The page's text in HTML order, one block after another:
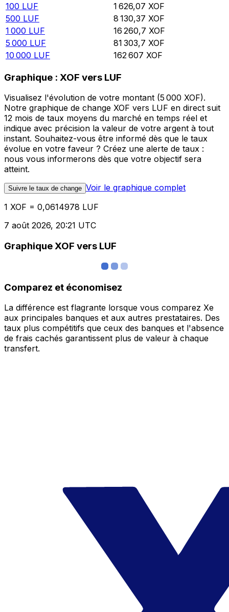
100 LUF 1 626,07 XOF
500 LUF 8 130,37 XOF
1 000 LUF 16 260,7 XOF
5 000 LUF 81 303,7 XOF
10 000 LUF 162 607 XOF
Graphique : XOF vers LUF
Visualisez l'évolution de votre montant (5 000 XOF).
Notre graphique de change XOF vers LUF en direct suit
12 mois de taux moyens du marché en temps réel et
indique avec précision la valeur de votre argent à tout
instant. Souhaitez-vous être informé dès que le taux
évolue en votre faveur ? Créez une alerte de taux :
nous vous informerons dès que votre objectif sera
atteint.
Suivre le taux de change Voir le graphique complet
1 XOF = 0,0614978 LUF
7 août 2026, 20:21 UTC
Graphique XOF vers LUF
Comparez et économisez
La différence est flagrante lorsque vous comparez Xe
aux principales banques et aux autres prestataires. Des
taux plus compétitifs que ceux des banques et l'absence
de frais cachés garantissent plus de valeur à chaque
transfert.